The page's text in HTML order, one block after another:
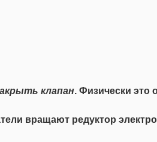
клапан. Физически это
вращают редуктор